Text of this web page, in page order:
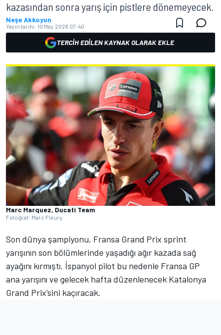
kazasından sonra yarış için pistlere dönemeyecek.
Neşe Akkoyun
Yayın tarihi: 10 May 2026 07:40
TERCIH EDILEN KAYNAK OLARAK EKLE
Marc Marquez, Ducati Team
Fotoğraf: Marc Fleury
Son dünya şampiyonu, Fransa Grand Prix sprint
yarışının son bölümlerinde yaşadığı ağır kazada sağ
ayağını kırmıştı. İspanyol pilot bu nedenle Fransa GP
ana yarışını ve gelecek hafta düzenlenecek Katalonya
Grand Prix’sini kaçıracak.